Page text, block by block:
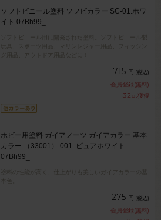
ソフトビニール塗料 ソフビカラー SC-01.ホワ
イト 07Bh99_
ソフトビニール用に開発された塗料。ソフトビニール製
玩具、スポーツ用品、マリンレジャー用品、フィッシン
715 円 (税込)
会員登録(無料)
32pt獲得
ホビー用塗料 ガイアノーツ ガイアカラー 基本
カラー （33001） 001..ピュアホワイト
07Bh99_
塗料の性能が高く、仕上がりも美しいガイアカラーの基
本色。
275 円 (税込)
会員登録(無料)